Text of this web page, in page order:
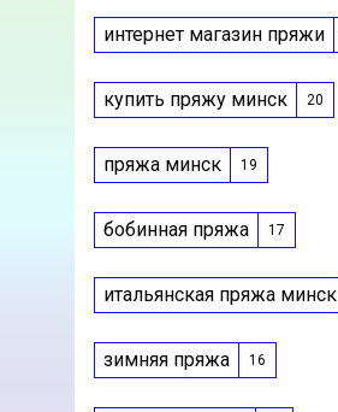
интернет магазин пряжи
купить пряжу минск 20
пряжа минск 19
бобинная пряжа 17
итальянская пряжа минск
зимняя пряжа 16